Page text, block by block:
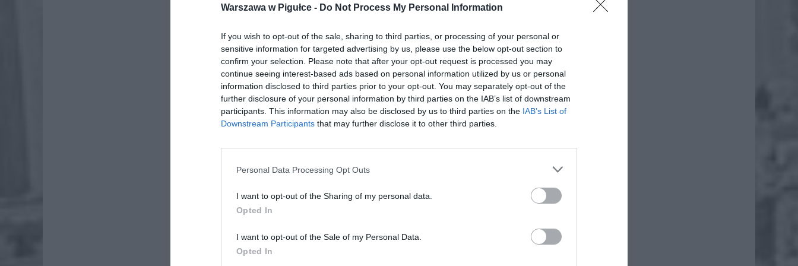
Warszawa w Pigułce - Do Not Process My Personal Information
If you wish to opt-out of the sale, sharing to third parties, or processing of your personal or
sensitive information for targeted advertising by us, please use the below opt-out section to
confirm your selection. Please note that after your opt-out request is processed you may
continue seeing interest-based ads based on personal information utilized by us or personal
information disclosed to third parties prior to your opt-out. You may separately opt-out of the
further disclosure of your personal information by third parties on the IAB’s list of downstream
participants. This information may also be disclosed by us to third parties on the IAB’s List of
Downstream Participants that may further disclose it to other third parties.
Personal Data Processing Opt Outs
I want to opt-out of the Sharing of my personal data.
Opted In
I want to opt-out of the Sale of my Personal Data.
Opted In
1 lutego 2022 wprowadzona została obniżona do zera procent stawka VAT na
żywność. Przedtem objęta była pięcioprocentową stawką podatku, który powróci w
nadchodzącym miesiącu. Ministerstwo Finansów wyjaśniło w komunikatach, które
produkty są objęte zerową stawką VAT, a których ceny będą wyższe od kwietnia. Są